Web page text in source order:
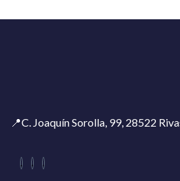
📍C. Joaquín Sorolla, 99, 28522